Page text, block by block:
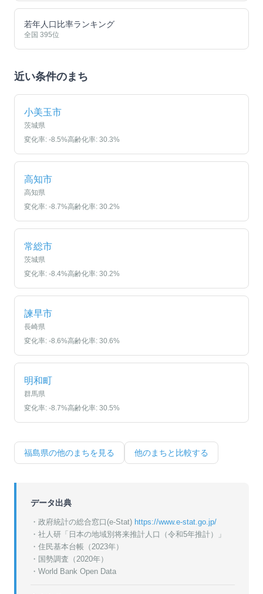
若年人口比率ランキング
全国 395位
近い条件のまち
小美玉市
茨城県
変化率: -8.5%高齢化率: 30.3%
高知市
高知県
変化率: -8.7%高齢化率: 30.2%
常総市
茨城県
変化率: -8.4%高齢化率: 30.2%
諫早市
長崎県
変化率: -8.6%高齢化率: 30.6%
明和町
群馬県
変化率: -8.7%高齢化率: 30.5%
福島県の他のまちを見る 他のまちと比較する
データ出典
・政府統計の総合窓口(e-Stat) https://www.e-stat.go.jp/
・ 社人研「日本の地域別将来推計人口（令和5年推計）」
・ 住民基本台帳（2023年）
・ 国勢調査（2020年）
・World Bank Open Data